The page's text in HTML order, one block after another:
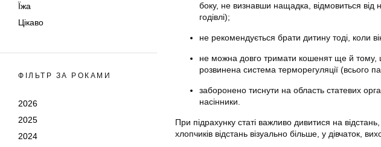
Їжа
Цікаво
ФІЛЬТР ЗА РОКАМИ
2026
2025
2024
боку, не визнавши нащадка, відмовиться
годівлі);
не рекомендується брати дитину тоді, коли
не можна довго тримати кошенят ще й тому,
розвинена система терморегуляції (всього
заборонено тиснути на область статевих
насінники.
При підрахунку статі важливо дивитися на
хлопчиків відстань візуально більше, у дівчаток,